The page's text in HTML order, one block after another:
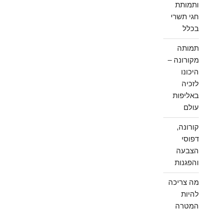
ותמותת
חגי תשרי
בכלל
תמותה
מקורונה –
היכונו
לזכיה
באליפות
עולם
קורונה,
דפוסי
הצבעה
והפגנות
מה צריכה
להיות
המטרה